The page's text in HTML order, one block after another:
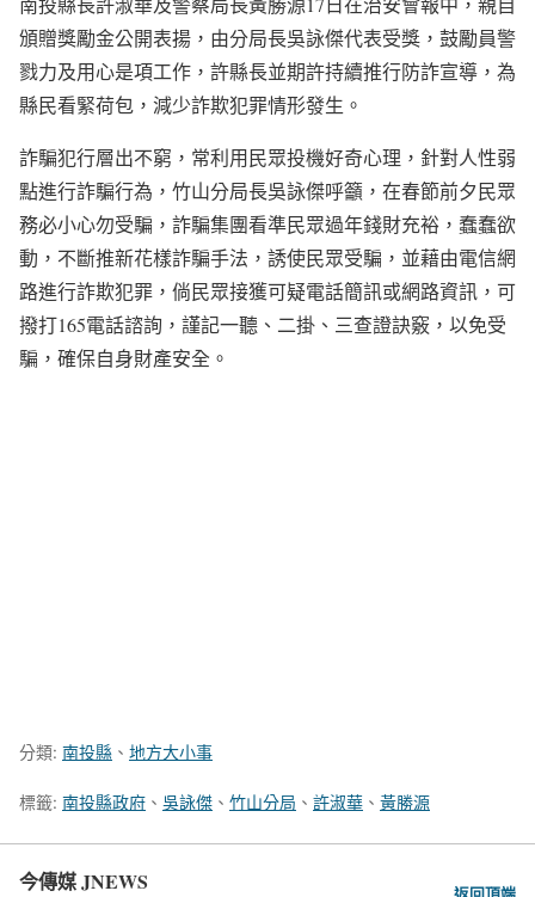
頒贈獎勵金公開表揚，由分局長吳詠傑代表受獎，鼓勵員警
戮力及用心是項工作，許縣長並期許持續推行防詐宣導，為
縣民看緊荷包，減少詐欺犯罪情形發生。
詐騙犯行層出不窮，常利用民眾投機好奇心理，針對人性弱
點進行詐騙行為，竹山分局長吳詠傑呼籲，在春節前夕民眾
務必小心勿受騙，詐騙集團看準民眾過年錢財充裕，蠢蠢欲
動，不斷推新花樣詐騙手法，誘使民眾受騙，並藉由電信網
路進行詐欺犯罪，倘民眾接獲可疑電話簡訊或網路資訊，可
撥打165電話諮詢，謹記一聽、二掛、三查證訣竅，以免受
騙，確保自身財產安全。
分類: 南投縣 、 地方大小事
標籤: 南投縣政府 、 吳詠傑 、 竹山分局 、 許淑華 、 黃勝源
今傳媒 JNEWS